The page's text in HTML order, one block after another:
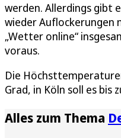
werden. Allerdings gibt
wieder Auflockerungen
„Wetter online“
voraus.
Die
Grad, in Köln soll es bis
Alles zum Thema